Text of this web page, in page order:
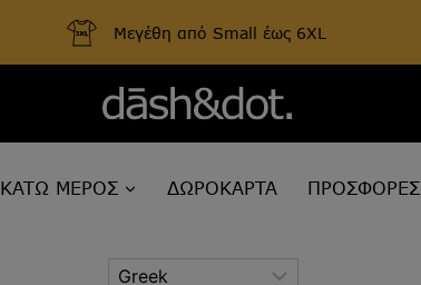
Μεγέθη από Small έως 6XL
ΚΑΤΩ ΜΕΡΟΣ ΔΩΡΟΚΑΡΤΑ ΠΡΟΣΦΟΡΕΣ